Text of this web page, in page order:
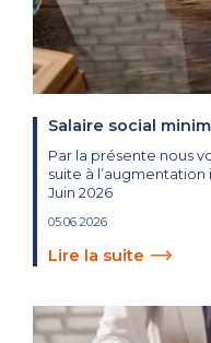
Salaire social
Par la présente nous
suite à l’augmentation
Juin 2026
05.06.2026
Lire la suite